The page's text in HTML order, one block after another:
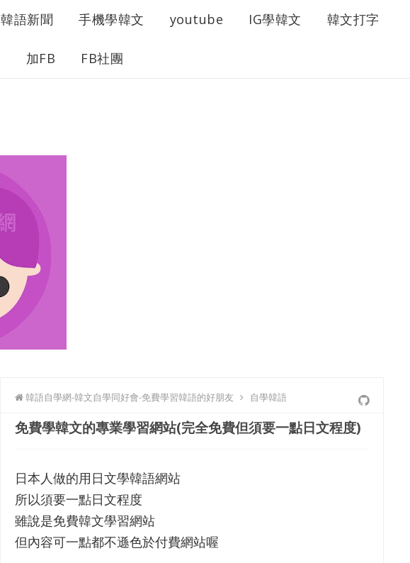
韓語新聞 手機學韓文 youtube IG學韓文 韓文打字
加FB FB社團
韓語自學網-韓文自學同好會-免費學習韓語的好朋友 自學韓語
免費學韓文的專業學習網站(完全免費但須要一點日文程度)
日本人做的用日文學韓語網站
所以須要一點日文程度
雖說是免費韓文學習網站
但內容可一點都不遜色於付費網站喔